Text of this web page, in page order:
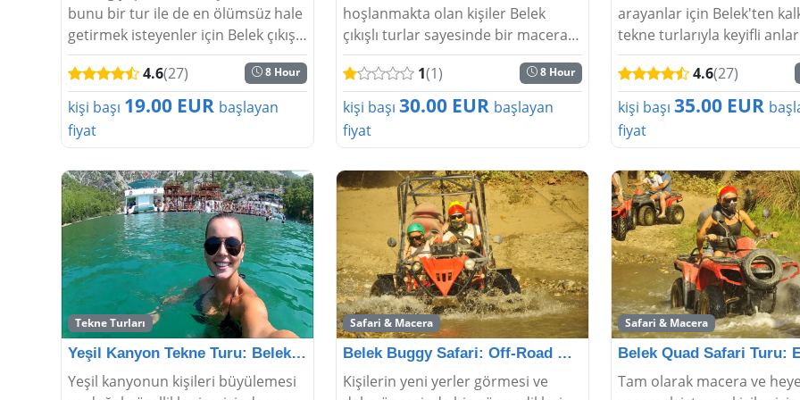
bunu bir tur ile de en ölümsüz hale
getirmek isteyenler için Belek çıkışlı
turlar vardır. İnsanlar bu turlara
katılarak doyasıya rafting yapabilir
ve en eğlenceli vakitler ya�...
4.6(27) 8 Hour
kişi başı 19.00 EUR başlayan
fiyat
hoşlanmakta olan kişiler Belek
çıkışlı turlar sayesinde bir macera
yaşayarak istedikleri şekilde
eğlenebilir. Hem daha iyi vakit
geçirmek hem de kişilerin
istedikleri anları dol...
1(1) 8 Hour
kişi başı 30.00 EUR başlayan
fiyat
arayanlar için Belek'ten
tekne turlarıyla keyifli anlar
yaşanabilir. Otelde
alınmasıyla başlayan tur
yüzme, keyifli zaman
yemek yeme gibi birçok ak...
4.6(27)
kişi başı 35.00 EUR
fiyat
Tekne Turları
Yeşil Kanyon Tekne Turu: Belek'te En İyi
Yeşil kanyonun kişileri büyülemesi
Safari & Macera
Belek Buggy Safari: Off-Road Macerasına Hazır Olun!
Kişilerin yeni yerler görmesi ve
Safari & Macera
Tam olarak macera ve